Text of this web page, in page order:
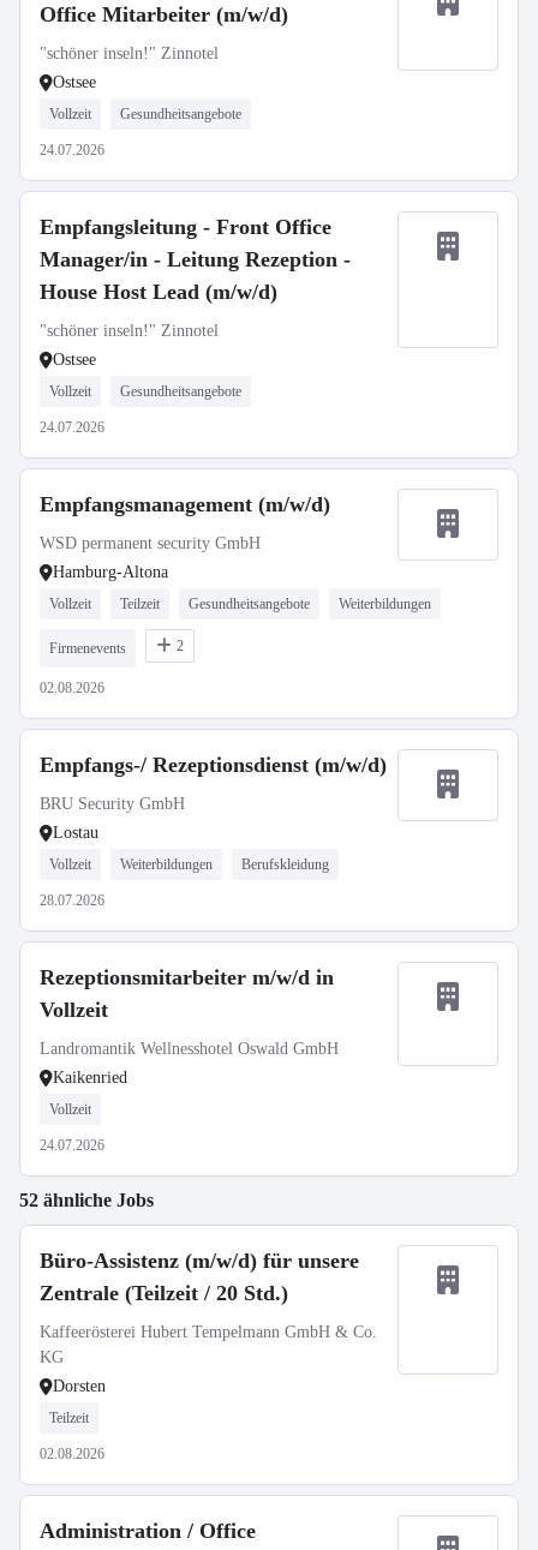
Office Mitarbeiter (m/w/d)
"schöner inseln!" Zinnotel
Ostsee
Vollzeit Gesundheitsangebote
24.07.2026
Empfangsleitung - Front Office
Manager/in - Leitung Rezeption -
House Host Lead (m/w/d)
"schöner inseln!" Zinnotel
Ostsee
Vollzeit Gesundheitsangebote
24.07.2026
Empfangsmanagement (m/w/d)
WSD permanent security GmbH
Hamburg-Altona
Vollzeit Teilzeit Gesundheitsangebote Weiterbildungen
Firmenevents 2
02.08.2026
Empfangs-/ Rezeptionsdienst (m/w/d)
BRU Security GmbH
Lostau
Vollzeit Weiterbildungen Berufskleidung
28.07.2026
Rezeptionsmitarbeiter m/w/d in
Vollzeit
Landromantik Wellnesshotel Oswald GmbH
Kaikenried
Vollzeit
24.07.2026
52 ähnliche Jobs
Büro-Assistenz (m/w/d) für unsere
Zentrale (Teilzeit / 20 Std.)
Kaffeerösterei Hubert Tempelmann GmbH & Co.
KG
Dorsten
Teilzeit
02.08.2026
Administration / Office